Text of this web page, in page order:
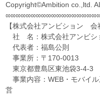
Copyright©Ambition co.,ltd.
【株式会社アンビション 会
社 名：株式会社アンビシ
代表者：福島公則
事業所：〒170-0013
東京都豊島区東池袋3-4-3
事業内容：WEB・モバイ
営